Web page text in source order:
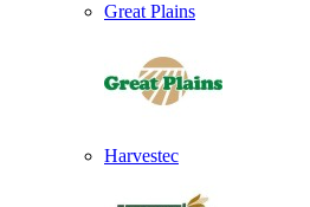
Great Plains
Harvestec